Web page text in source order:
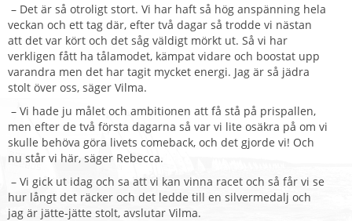
– Det är så otroligt stort. Vi har haft så hög anspänning hela
veckan och ett tag där, efter två dagar så trodde vi nästan
att det var kört och det såg väldigt mörkt ut. Så vi har
verkligen fått ha tålamodet, kämpat vidare och boostat upp
varandra men det har tagit mycket energi. Jag är så jädra
stolt över oss, säger Vilma.
– Vi hade ju målet och ambitionen att få stå på prispallen,
men efter de två första dagarna så var vi lite osäkra på om vi
skulle behöva göra livets comeback, och det gjorde vi! Och
nu står vi här, säger Rebecca.
– Vi gick ut idag och sa att vi kan vinna racet och så får vi se
hur långt det räcker och det ledde till en silvermedalj och
jag är jätte-jätte stolt, avslutar Vilma.